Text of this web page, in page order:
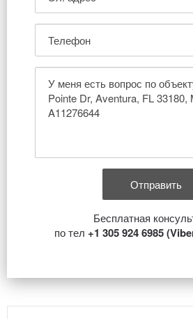
Бесплатная
по тел +1 305 924 6985